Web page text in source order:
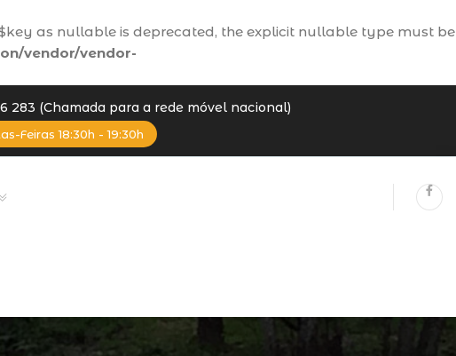
as nullable is deprecated, the explicit nullable type must be
vendor/vendor-
283 (Chamada para a rede móvel nacional)
Feiras 18:30h - 19:30h